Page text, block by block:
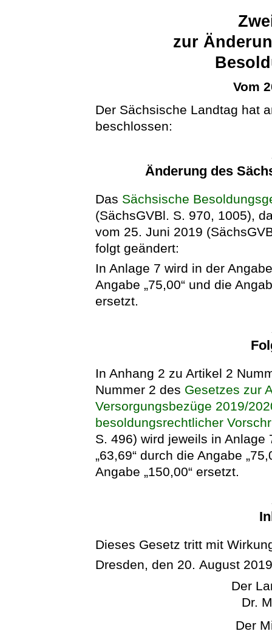
zur
Vom
Der Sächsische Landtag hat
beschlossen:
Änderung des
Das Sächsische
(SächsGVBl. S. 970, 1005),
vom 25. Juni 2019
folgt geändert:
In Anlage 7 wird in der
Angabe „75,00“ und die
ersetzt.
In Anhang 2 zu Artikel 2
Nummer 2 des Gesetzes zur
Versorgungsbezüge 2019/
besoldungsrechtlicher
S. 496) wird jeweils in
„63,69“ durch die Angabe
Angabe „150,00“ ersetzt.
Dieses Gesetz tritt mit
Dresden, den 20. August
Der
Dr.
Der